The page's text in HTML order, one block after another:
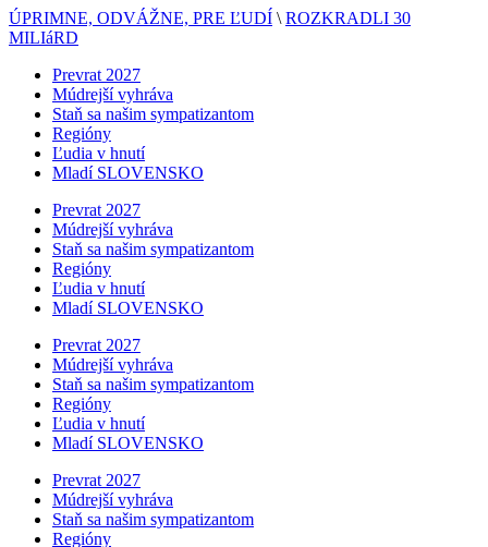
ÚPRIMNE, ODVÁŽNE, PRE ĽUDÍ \ ROZKRADLI 30
MILIáRD
Prevrat 2027
Múdrejší vyhráva
Staň sa našim sympatizantom
Regióny
Ľudia v hnutí
Mladí SLOVENSKO
Prevrat 2027
Múdrejší vyhráva
Staň sa našim sympatizantom
Regióny
Ľudia v hnutí
Mladí SLOVENSKO
Prevrat 2027
Múdrejší vyhráva
Staň sa našim sympatizantom
Regióny
Ľudia v hnutí
Mladí SLOVENSKO
Prevrat 2027
Múdrejší vyhráva
Staň sa našim sympatizantom
Regióny